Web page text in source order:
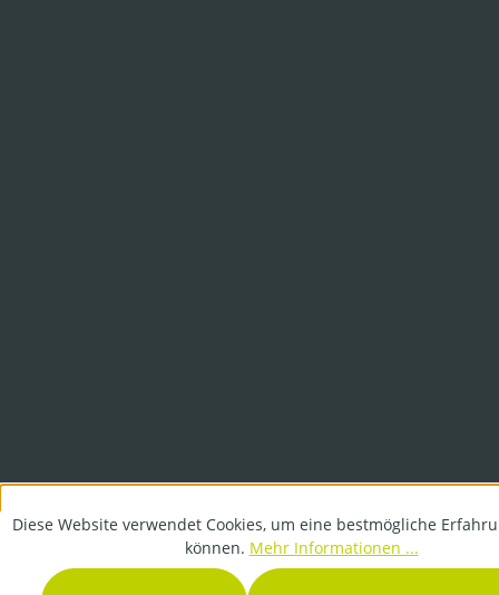
Diese Website verwendet Cookies, um eine bestmögliche
können. Mehr Informationen ...